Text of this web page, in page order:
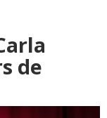
de